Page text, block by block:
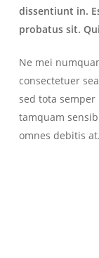
dissentiunt in.
probatus sit.
Ne mei
consectetuer
sed tota semper
tamquam
omnes debitis